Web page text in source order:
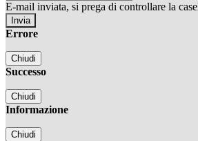
E-mail inviata, si prega di controllare la
Errore
Chiudi
Successo
Chiudi
Informazione
Chiudi